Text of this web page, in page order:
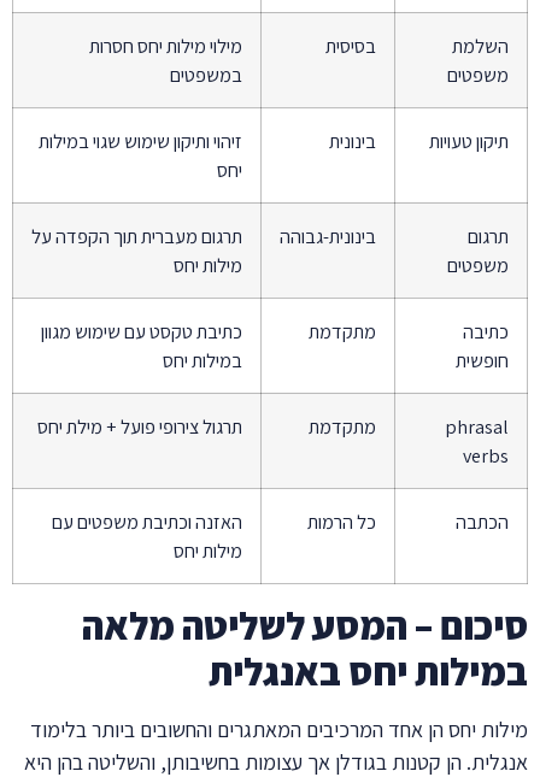
השלמת
משפטים
בסיסית
מילוי מילות יחס חסרות
במשפטים
תיקון טעויות בינונית
זיהוי ותיקון שימוש שגוי במילות
יחס
תרגום
משפטים
בינונית-גבוהה
תרגום מעברית תוך הקפדה על
מילות יחס
כתיבה
חופשית
מתקדמת
כתיבת טקסט עם שימוש מגוון
במילות יחס
phrasal
verbs
מתקדמת תרגול צירופי פועל + מילת יחס
הכתבה כל הרמות
האזנה וכתיבת משפטים עם
מילות יחס
סיכום – המסע לשליטה מלאה
במילות יחס באנגלית
מילות יחס הן אחד המרכיבים המאתגרים והחשובים ביותר בלימוד
אנגלית. הן קטנות בגודלן אך עצומות בחשיבותן, והשליטה בהן היא